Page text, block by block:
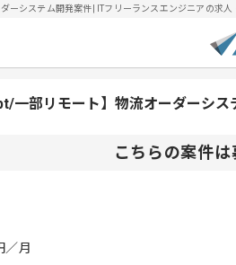
ーシステム開発案件| ITフリーランスエンジニアの求
一部リモート】物流オーダーシ
こちらの案件
／月